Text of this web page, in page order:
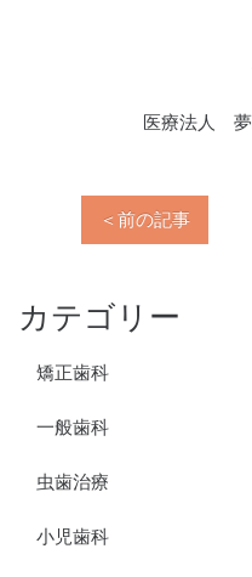
医療法人
＜前の記事
カテゴリー
矯正歯科
一般歯科
虫歯治療
小児歯科